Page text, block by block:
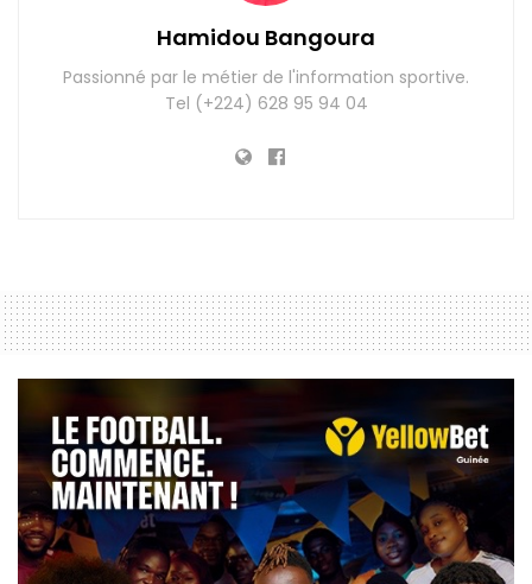
Hamidou Bangoura
Passionné par le métier de l'information sportive.
Tel (+224) 628 95 94 04